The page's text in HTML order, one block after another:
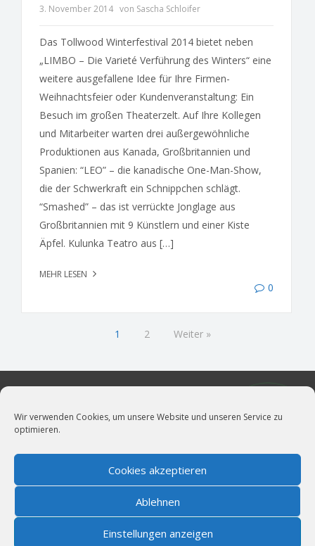
Wir verwenden Cookies, um unsere Website und unseren Service zu
optimieren.
Cookies akzeptieren
Ablehnen
Einstellungen anzeigen
3. November 2014 von Sascha Schloifer
Das Tollwood Winterfestival 2014 bietet neben
„LIMBO – Die Varieté Verführung des Winters“ eine
weitere ausgefallene Idee für Ihre Firmen-
Weihnachtsfeier oder Kundenveranstaltung: Ein
Besuch im großen Theaterzelt. Auf Ihre Kollegen
und Mitarbeiter warten drei außergewöhnliche
Produktionen aus Kanada, Großbritannien und
Spanien: “LEO” – die kanadische One-Man-Show,
die der Schwerkraft ein Schnippchen schlägt.
“Smashed” – das ist verrückte Jonglage aus
Großbritannien mit 9 Künstlern und einer Kiste
Äpfel. Kulunka Teatro aus […]
MEHR LESEN
0
1 2 Weiter »
Impressum|Cookie-Richtlinie (EU)
Bildernachweis|AGBs für öffentliche Veranstaltungen
Wir sind Mitglied im